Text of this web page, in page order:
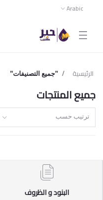
Arabic
الرئيسية "جميع التصنيفات"
جميع المنتجات
ترتيب حسب
البنود و الظروف